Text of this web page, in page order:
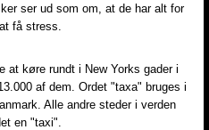
ser ud som om, at de har alt for
få stress.
at køre rundt i New Yorks gader i
af dem. Ordet "taxa" bruges i
Alle andre steder i verden
en "taxi".